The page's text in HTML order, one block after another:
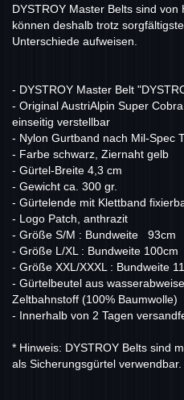
DYSTROY Master Belts sind
können deshalb trotz
Unterschiede aufweisen.
- DYSTROY Master Belt
- Original AustriAlpin Super
einseitig verstellbar
- Nylon Gurtband nach Mil-Spec
- Farbe schwarz, Ziernaht gelb
- Gürtel-Breite 4,3 cm
- Gewicht ca. 300 gr.
- Gürtelende mit Klettband
- Logo Patch, anthrazit
- Größe S/M : Bundweite 93cm
- Größe L/XL : Bundweite 100cm
- Größe XXL/XXXL : Bundweite
- Gürtelbeutel aus
Zeltbahnstoff (100% Baumwolle)
- Innerhalb von 2 Tagen
* Hinweis: DYSTROY Belts sind
als Sicherungsgürtel verwendbar.